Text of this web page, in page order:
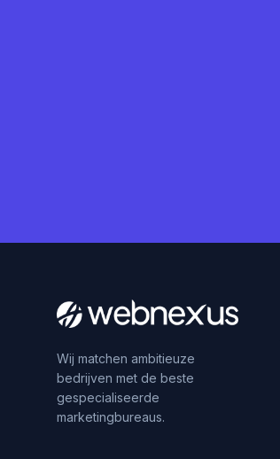
Wij matchen ambitieuze
bedrijven met de beste
gespecialiseerde
marketingbureaus.